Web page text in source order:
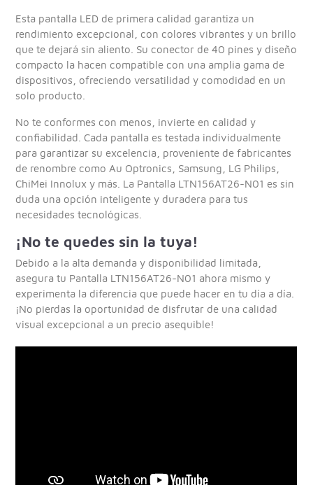
Esta pantalla LED de primera calidad garantiza un
rendimiento excepcional, con colores vibrantes y un brillo
que te dejará sin aliento. Su conector de 40 pines y diseño
compacto la hacen compatible con una amplia gama de
dispositivos, ofreciendo versatilidad y comodidad en un
solo producto.
No te conformes con menos, invierte en calidad y
confiabilidad. Cada pantalla es testada individualmente
para garantizar su excelencia, proveniente de fabricantes
de renombre como Au Optronics, Samsung, LG Philips,
ChiMei Innolux y más. La Pantalla LTN156AT26-N01 es sin
duda una opción inteligente y duradera para tus
necesidades tecnológicas.
¡No te quedes sin la tuya!
Debido a la alta demanda y disponibilidad limitada,
asegura tu Pantalla LTN156AT26-N01 ahora mismo y
experimenta la diferencia que puede hacer en tu día a día.
¡No pierdas la oportunidad de disfrutar de una calidad
visual excepcional a un precio asequible!